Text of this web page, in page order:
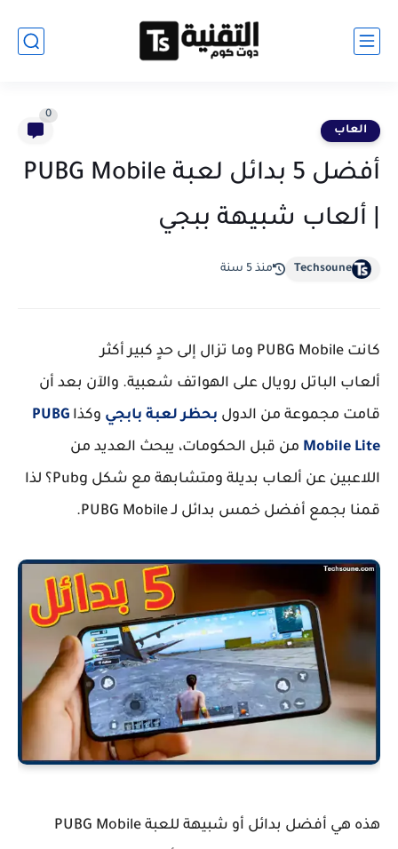
العاب
0
أفضل 5 بدائل لعبة PUBG Mobile
| ألعاب شبيهة ببجي
Techsoune منذ 5 سنة
كانت PUBG Mobile وما تزال إلى حدٍ كبير أكثر
ألعاب الباتل رويال على الهواتف شعبية. والآن بعد أن
قامت مجموعة من الدول بحظر لعبة بابجي وكذا PUBG
Mobile Lite من قبل الحكومات، يبحث العديد من
اللاعبين عن ألعاب بديلة ومتشابهة مع شكل Pubg؟ لذا
قمنا بجمع أفضل خمس بدائل لـ PUBG Mobile.
هذه هي أفضل بدائل أو شبيهة للعبة PUBG Mobile